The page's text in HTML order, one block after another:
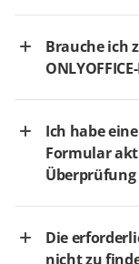
Brauche ich
Ich habe
Formular
Überprüfung
Die
nicht zu